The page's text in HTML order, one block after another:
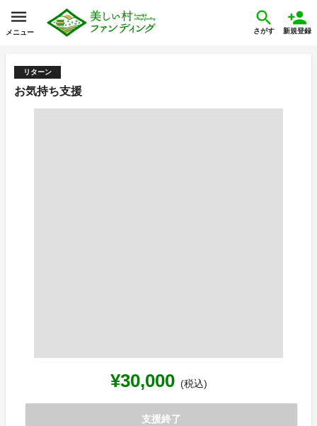
メニュー さがす 新規登録
リターン
お気持ち支援
¥30,000 (税込)
支援終了